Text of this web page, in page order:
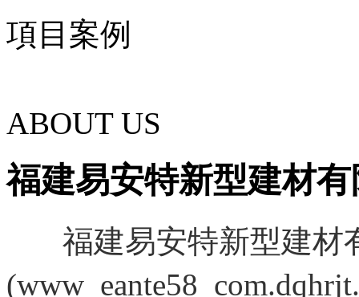
項目案例
ABOUT US
福建易安特新型建材
福建易安特新型建材
(